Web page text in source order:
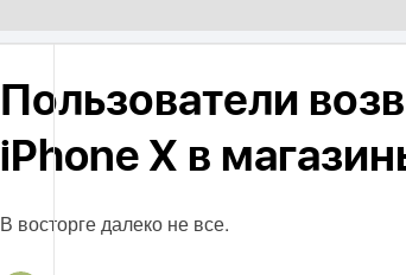
Пользователи
iPhone X в
В восторге далеко не все.